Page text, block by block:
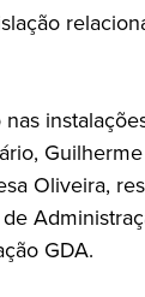
Oliveira,
GDA.